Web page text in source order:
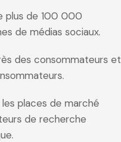
plus de 100 000
de médias sociaux.
des consommateurs et
places de marché
de recherche